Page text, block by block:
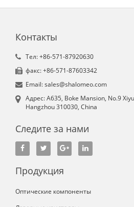
Контакты
Tел: +86-571-87920630
факс: +86-571-87603342
Email: sales@shalomeo.com
Aдрес: A635, Boke Mansion, No.9
Hangzhou 310030, China
Следите за нами
Продукция
Оптические компоненты